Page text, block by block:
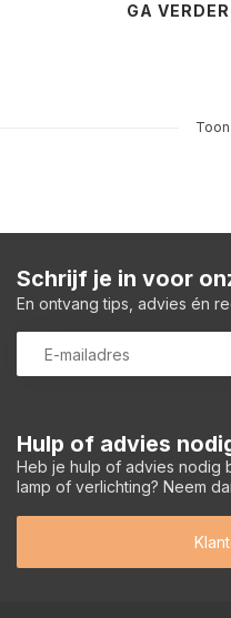
GA
Toon
Hulp of advies
Heb je hulp of advies nodig
lamp of verlichting? Neem
Schrijf je in voor
En ontvang tips, advies én